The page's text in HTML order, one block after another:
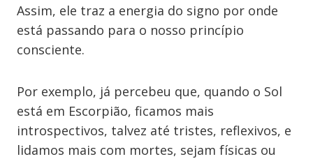
Assim, ele traz a energia do signo por onde
está passando para o nosso princípio
consciente.
Por exemplo, já percebeu que, quando o Sol
está em Escorpião, ficamos mais
introspectivos, talvez até tristes, reflexivos, e
lidamos mais com mortes, sejam físicas ou